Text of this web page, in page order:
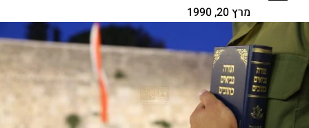
מרץ 20, 1990